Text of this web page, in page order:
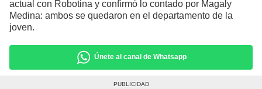
actual con Robotina y confirmó lo contado por Magaly
Medina: ambos se quedaron en el departamento de la
joven.
Únete al canal de Whatsapp